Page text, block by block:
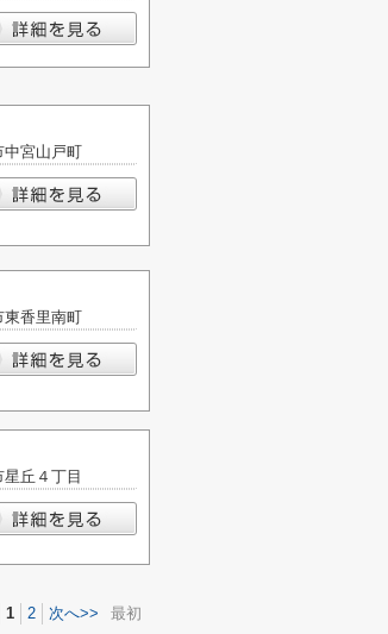
中宮山戸町
東香里南町
丘４丁目
1 2 次へ>> 最初